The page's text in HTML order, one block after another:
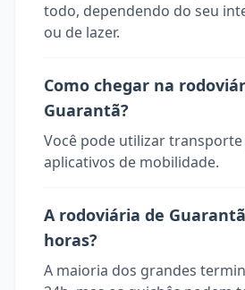
todo, dependendo do seu
ou de lazer.
Como chegar na
Guarantã?
Você pode utilizar
aplicativos de mobilidade.
A rodoviária de
horas?
A maioria dos grandes